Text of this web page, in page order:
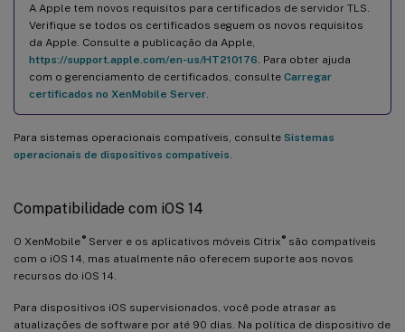
A Apple tem novos requisitos para certificados de servidor TLS.
Verifique se todos os certificados seguem os novos requisitos
da Apple. Consulte a publicação da Apple,
https://support.apple.com/en-us/HT210176 . Para obter ajuda
com o gerenciamento de certificados, consulte Carregar
certificados no XenMobile Server
Para sistemas operacionais compatíveis, consulte Sistemas
operacionais de dispositivos compatíveis
Compatibilidade com iOS 14
O XenMobile ®Server e os aplicativos móveis Citrix ® são compatíveis
com o iOS 14, mas atualmente não oferecem suporte aos novos
recursos do iOS 14.
Para dispositivos iOS supervisionados, você pode atrasar as
atualizações de software por até 90 dias. Na política de dispositivo de